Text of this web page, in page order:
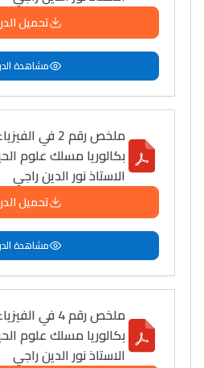
تحميل
مشاهدة
ملخص رقم 2 في
بكالوريا مسلك علوم
الاستاذ نور الدين راجي
تحميل
مشاهدة
ملخص رقم 4 في
بكالوريا مسلك علوم
الاستاذ نور الدين راجي